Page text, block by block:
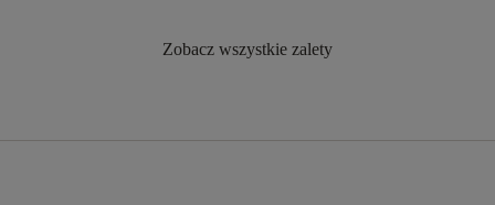
Zobacz wszystkie zalety